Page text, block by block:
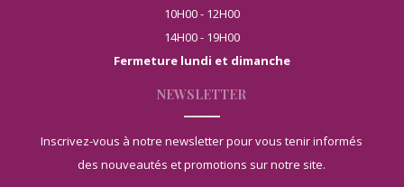
10H00 - 12H00
14H00 - 19H00
Fermeture lundi et dimanche
NEWSLETTER
Inscrivez-vous à notre newsletter pour vous tenir informés
des nouveautés et promotions sur notre site.